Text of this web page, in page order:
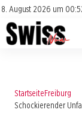
8. August 2026 um
Impressum
Datenschutz
Jobs
Events
StartseiteFreiburg
Schockierender